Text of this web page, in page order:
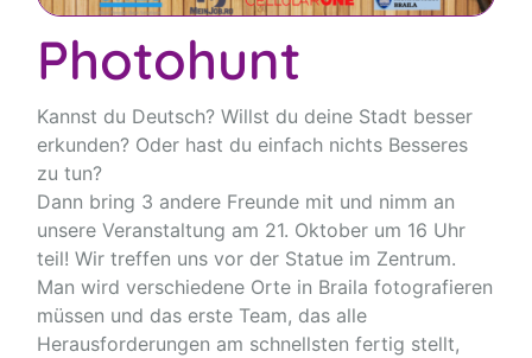
Photohunt
Kannst du Deutsch? Willst du deine Stadt besser
erkunden? Oder hast du einfach nichts Besseres
zu tun?
Dann bring 3 andere Freunde mit und nimm an
unsere Veranstaltung am 21. Oktober um 16 Uhr
teil! Wir treffen uns vor der Statue im Zentrum.
Man wird verschiedene Orte in Braila fotografieren
müssen und das erste Team, das alle
Herausforderungen am schnellsten fertig stellt,